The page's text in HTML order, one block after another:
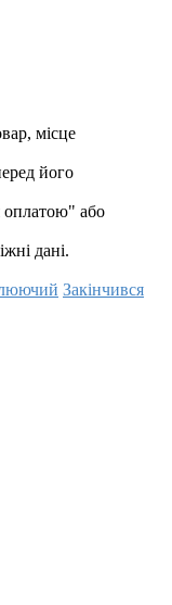
місце
його
оплатою" або
дані.
Закінчився